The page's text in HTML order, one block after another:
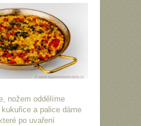
nožem oddělíme
a palice dáme
po uvaření